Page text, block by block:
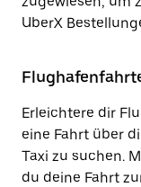
UberX
Erleichtere dir
eine Fahrt über
Taxi zu suchen.
du deine Fahrt